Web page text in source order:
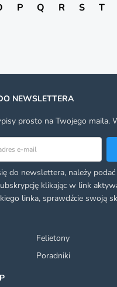
P Q R S T
Felietony
Poradniki
NEWSLETTERA
prosto na Twojego maila.
do newslettera, należy
klikając w link
linka, sprawdźcie swoją